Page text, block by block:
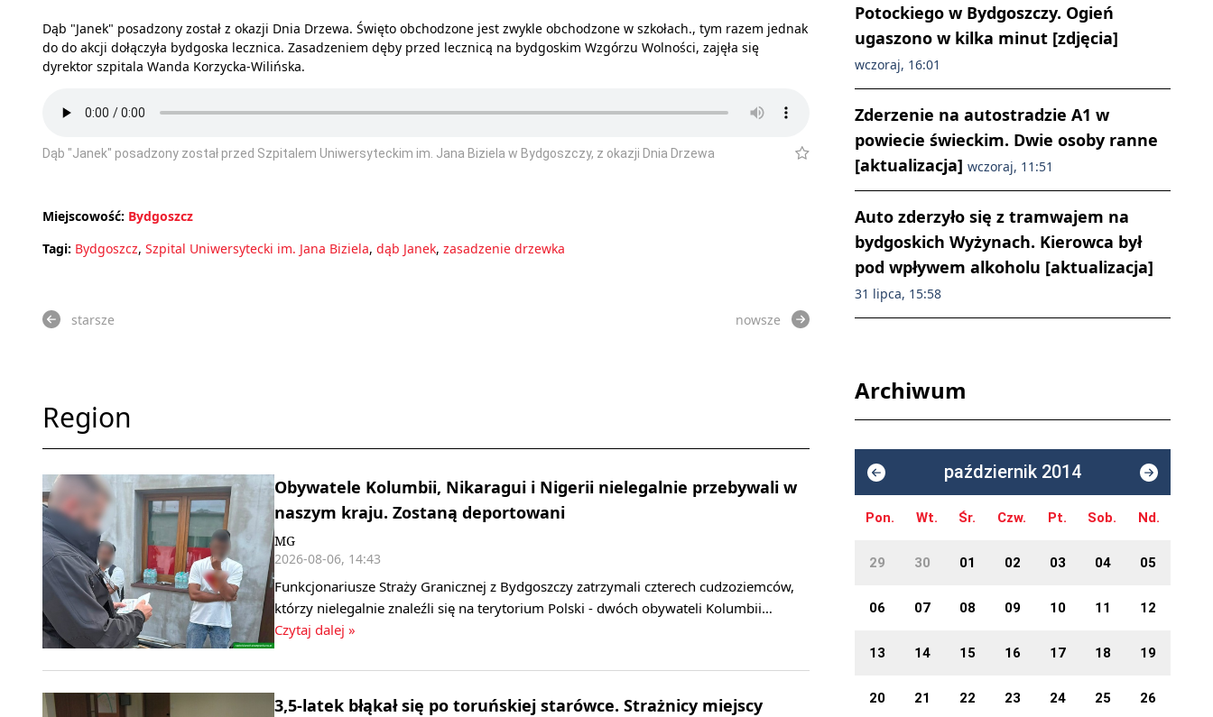
Dąb "Janek" posadzony został z okazji Dnia Drzewa. Święto obchodzone jest zwykle obchodzone w szkołach., tym razem jednak
do do akcji dołączyła bydgoska lecznica. Zasadzeniem dęby przed lecznicą na bydgoskim Wzgórzu Wolności, zajęła się
dyrektor szpitala Wanda Korzycka-Wilińska.
Dąb "Janek" posadzony został przed Szpitalem Uniwersyteckim im. Jana Biziela w Bydgoszczy, z okazji Dnia Drzewa
Miejscowość: Bydgoszcz
Tagi: Bydgoszcz, Szpital Uniwersytecki im. Jana Biziela, dąb Janek, zasadzenie drzewka
starsze nowsze
Region
Obywatele Kolumbii, Nikaragui i Nigerii nielegalnie przebywali w
naszym kraju. Zostaną deportowani
MG
2026-08-06, 14:43
Funkcjonariusze Straży Granicznej z Bydgoszczy zatrzymali czterech cudzoziemców,
którzy nielegalnie znaleźli się na terytorium Polski - dwóch obywateli Kolumbii…
Czytaj dalej »
3,5-latek błąkał się po toruńskiej starówce. Strażnicy miejscy
Potockiego w Bydgoszczy. Ogień
ugaszono w kilka minut [zdjęcia]
wczoraj, 16:01
Zderzenie na autostradzie A1 w
powiecie świeckim. Dwie osoby ranne
[aktualizacja] wczoraj, 11:51
Auto zderzyło się z tramwajem na
bydgoskich Wyżynach. Kierowca był
pod wpływem alkoholu [aktualizacja]
31 lipca, 15:58
Archiwum
październik 2014
Pon. Wt. Śr. Czw. Pt. Sob. Nd.
29 30 01 02 03 04 05
06 07 08 09 10 11 12
13 14 15 16 17 18 19
20 21 22 23 24 25 26